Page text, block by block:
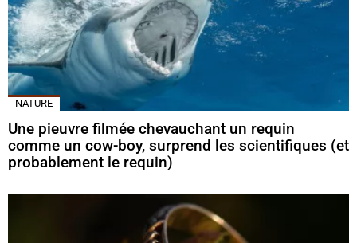
NATURE
Une pieuvre filmée chevauchant un requin
comme un cow-boy, surprend les scientifiques (et
probablement le requin)